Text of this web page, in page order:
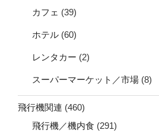
カフェ (39)
ホテル (60)
レンタカー (2)
スーパーマーケット／市場 (8)
飛行機関連 (460)
飛行機／機内食 (291)